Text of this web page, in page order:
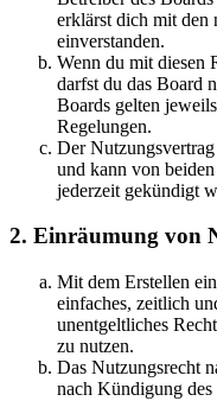
erklärst dich mit den
einverstanden.
Wenn du mit diesen
darfst du das Board
Boards gelten
Regelungen.
Der
und kann von
jederzeit gekündigt
2. Einräumung von
Mit dem Erstellen
einfaches, zeitlich
unentgeltliches
zu nutzen.
Das Nutzungsrecht
nach Kündigung des